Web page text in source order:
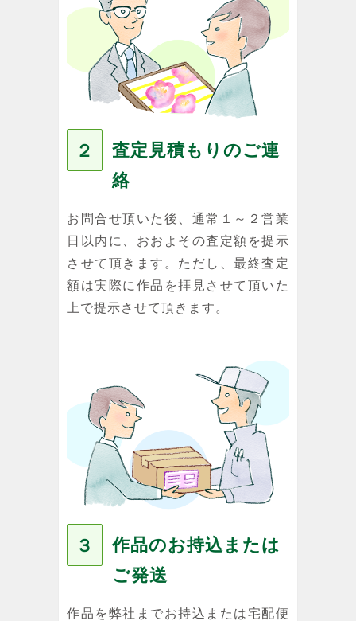
２
査定見積もりのご連
絡
お問合せ頂いた後、通常１～２営業
日以内に、おおよその査定額を提示
させて頂きます。ただし、最終査定
額は実際に作品を拝見させて頂いた
上で提示させて頂きます。
３
作品のお持込または
ご発送
作品を弊社までお持込または宅配便